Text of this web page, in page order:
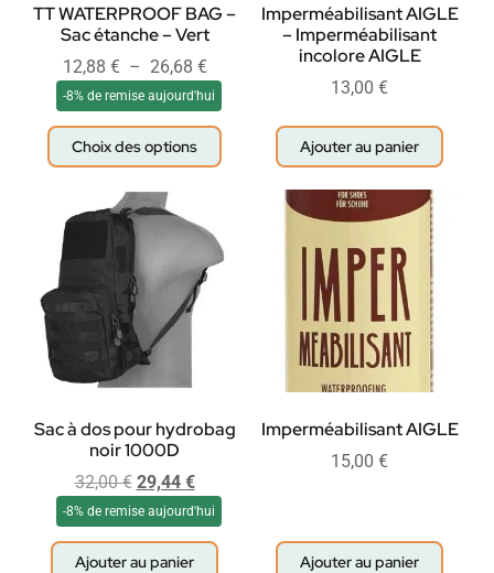
TT WATERPROOF BAG –
Sac étanche – Vert
12,88 € – 26,68 €
-8% de remise aujourd'hui
Choix des options
Imperméabilisant AIGLE
– Imperméabilisant
incolore AIGLE
13,00 €
Ajouter au panier
Sac à dos pour hydrobag
noir 1000D
32,00€ 29,44 €
-8% de remise aujourd'hui
Ajouter au panier
Imperméabilisant AIGLE
15,00 €
Ajouter au panier